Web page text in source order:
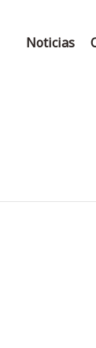
Noticias